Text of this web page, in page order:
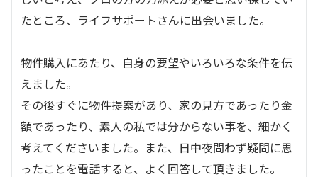
たところ、ライフサポートさんに出会いました。
物件購入にあたり、自身の要望やいろいろな条件を伝
えました。
その後すぐに物件提案があり、家の見方であったり金
額であったり、素人の私では分からない事を、細かく
考えてくださいました。また、日中夜問わず疑問に思
ったことを電話すると、よく回答して頂きました。